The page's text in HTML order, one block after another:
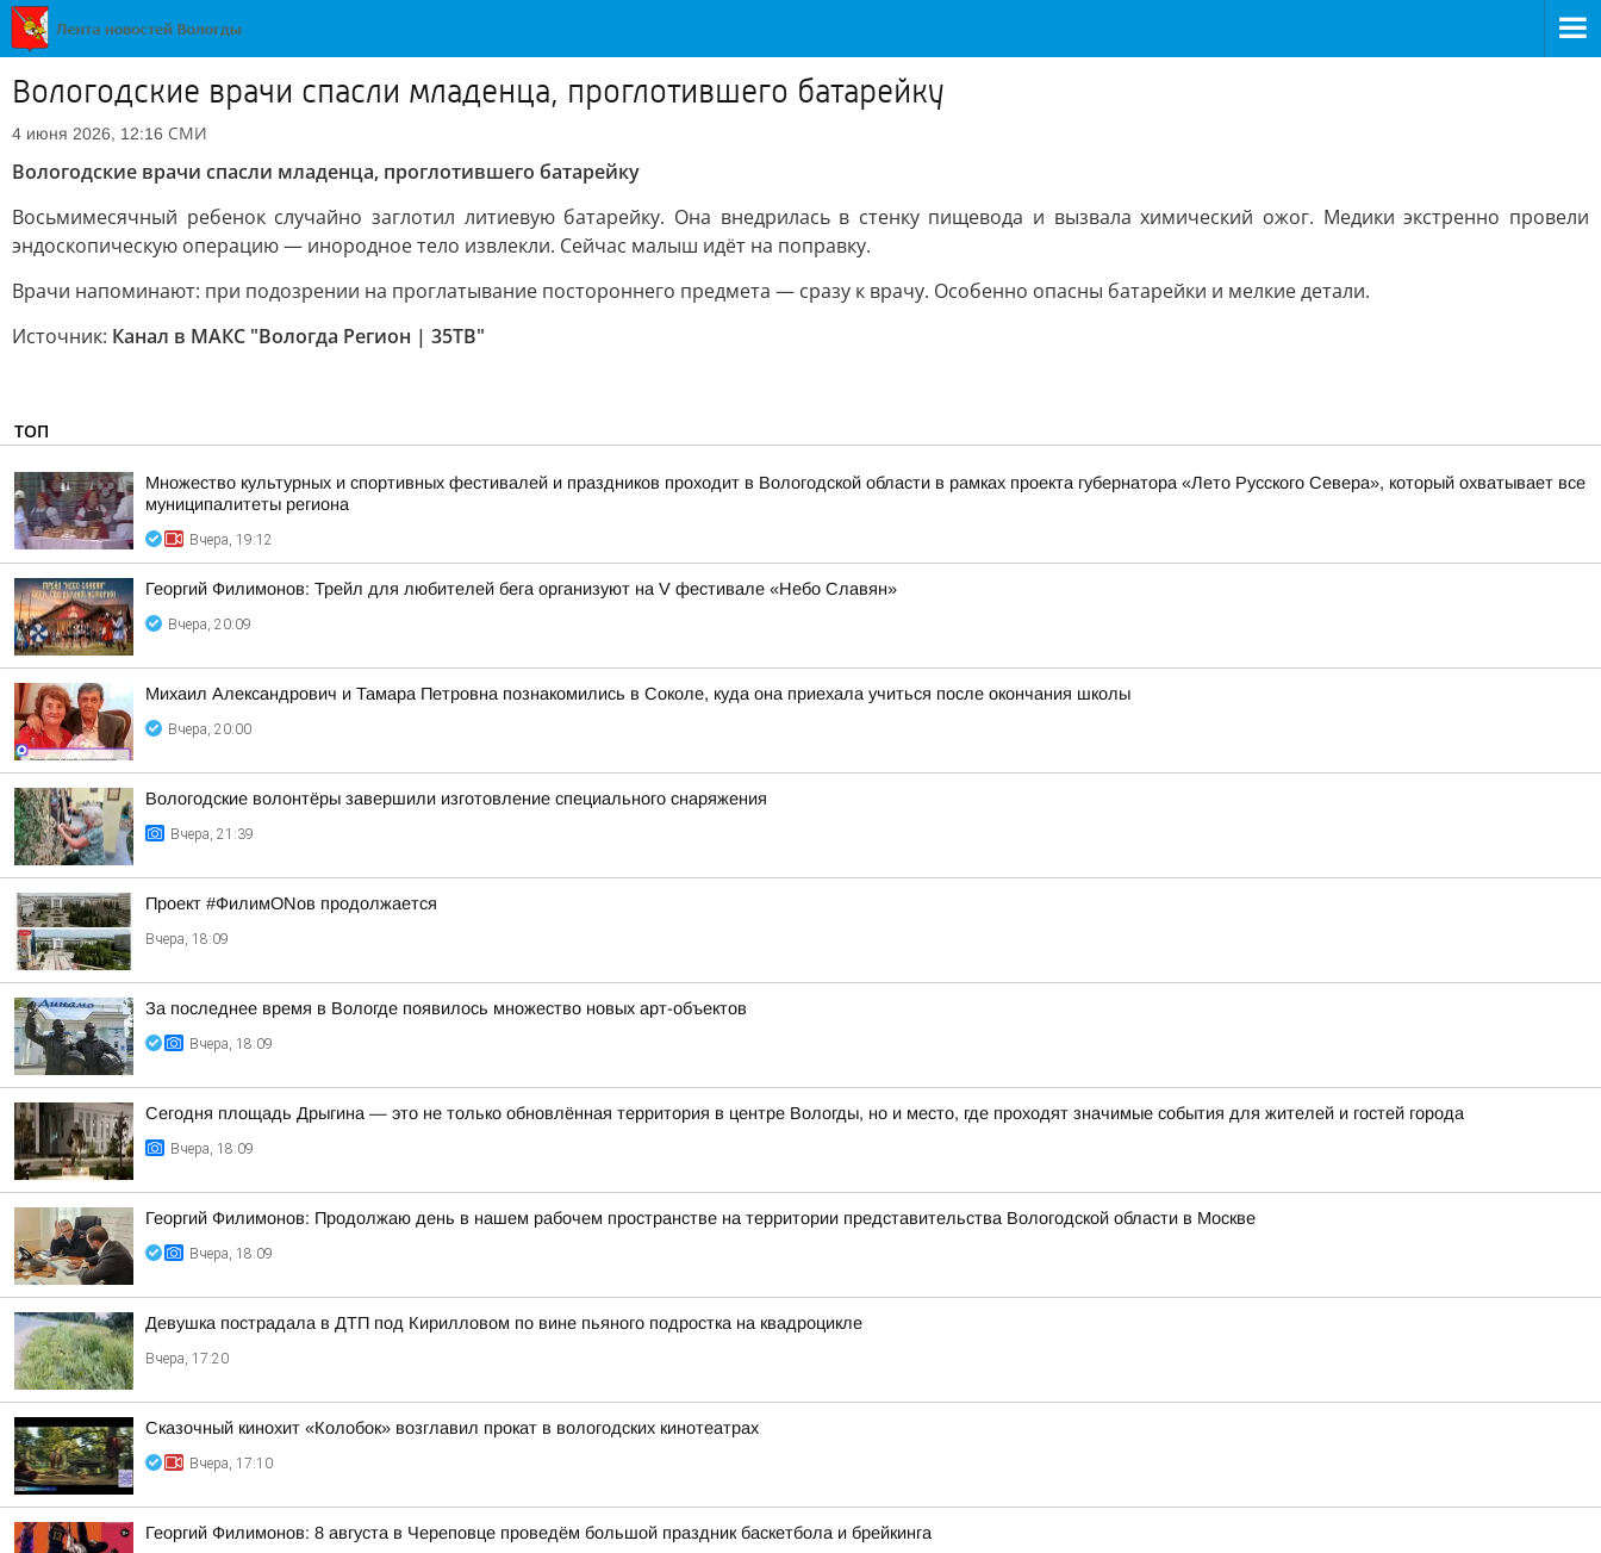
Вологодские врачи спасли младенца, проглотившего батарейку
4 июня 2026, 12:16 СМИ
Вологодские врачи спасли младенца, проглотившего батарейку
Восьмимесячный ребенок случайно заглотил литиевую батарейку. Она внедрилась в стенку пищевода и вызвала химический ожог. Медики экстренно провели
эндоскопическую операцию — инородное тело извлекли. Сейчас малыш идёт на поправку.
Врачи напоминают: при подозрении на проглатывание постороннего предмета — сразу к врачу. Особенно опасны батарейки и мелкие детали.
Источник: Канал в МАКС "Вологда Регион | 35ТВ"
ТОП
Множество культурных и спортивных фестивалей и праздников проходит в Вологодской области в рамках проекта губернатора «Лето Русского Севера», который охватывает все
муниципалитеты региона
Вчера, 19:12
Георгий Филимонов: Трейл для любителей бега организуют на V фестивале «Небо Славян»
Вчера, 20:09
Михаил Александрович и Тамара Петровна познакомились в Соколе, куда она приехала учиться после окончания школы
Вчера, 20:00
Вологодские волонтёры завершили изготовление специального снаряжения
Вчера, 21:39
Проект #ФилимONов продолжается
Вчера, 18:09
За последнее время в Вологде появилось множество новых арт-объектов
Вчера, 18:09
Сегодня площадь Дрыгина — это не только обновлённая территория в центре Вологды, но и место, где проходят значимые события для жителей и гостей города
Вчера, 18:09
Георгий Филимонов: Продолжаю день в нашем рабочем пространстве на территории представительства Вологодской области в Москве
Вчера, 18:09
Девушка пострадала в ДТП под Кирилловом по вине пьяного подростка на квадроцикле
Вчера, 17:20
Сказочный кинохит «Колобок» возглавил прокат в вологодских кинотеатрах
Вчера, 17:10
Георгий Филимонов: 8 августа в Череповце проведём большой праздник баскетбола и брейкинга